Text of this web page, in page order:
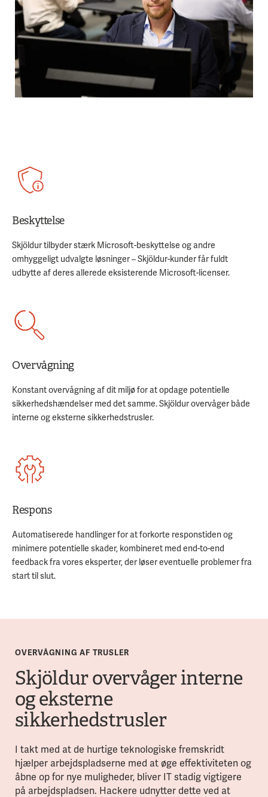
Beskyttelse
Skjöldur tilbyder stærk Microsoft-beskyttelse og andre
omhyggeligt udvalgte løsninger – Skjöldur-kunder får fuldt
udbytte af deres allerede eksisterende Microsoft-licenser.
Overvågning
Konstant overvågning af dit miljø for at opdage potentielle
sikkerhedshændelser med det samme. Skjöldur overvåger både
interne og eksterne sikkerhedstrusler.
Respons
Automatiserede handlinger for at forkorte responstiden og
minimere potentielle skader, kombineret med end-to-end
feedback fra vores eksperter, der løser eventuelle problemer fra
start til slut.
OVERVÅGNING AF TRUSLER
Skjöldur overvåger interne
og eksterne
sikkerhedstrusler
I takt med at de hurtige teknologiske fremskridt
hjælper arbejdspladserne med at øge effektiviteten og
åbne op for nye muligheder, bliver IT stadig vigtigere
på arbejdspladsen. Hackere udnytter dette ved at